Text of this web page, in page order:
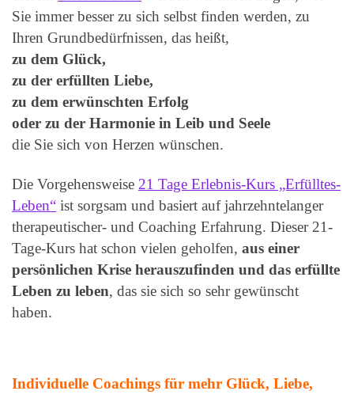
Sie immer besser zu sich selbst finden werden, zu
Ihren Grundbedürfnissen, das heißt,
zu dem Glück,
zu der erfüllten Liebe,
zu dem erwünschten Erfolg
oder zu der Harmonie in Leib und Seele
die Sie sich von Herzen wünschen.
Die Vorgehensweise 21 Tage Erlebnis-Kurs „Erfülltes-
Leben“ ist sorgsam und basiert auf jahrzehntelanger
therapeutischer- und Coaching Erfahrung. Dieser 21-
Tage-Kurs hat schon vielen geholfen, aus einer
persönlichen Krise herauszufinden und das erfüllte
Leben zu leben, das sie sich so sehr gewünscht
haben.
Individuelle Coachings für mehr Glück, Liebe,